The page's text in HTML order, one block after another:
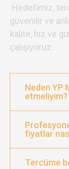
Hedefimiz,
güvenilir ve
kalite, hız ve
çalışıyoruz.
Neden YP
etmeliyim?
fiyatlar
Tercüme